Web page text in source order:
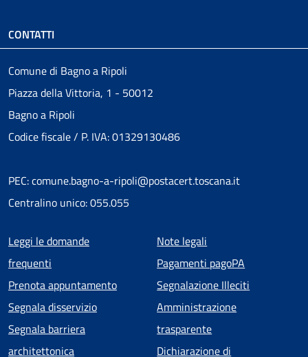
CONTATTI
Comune di Bagno a Ripoli
Piazza della Vittoria, 1 - 50012
Bagno a Ripoli
Codice fiscale / P. IVA: 01329130486
PEC: comune.bagno-a-ripoli@postacert.toscana.it
Centralino unico: 055.055
Menu piè di pagina
Leggi le domande
frequenti
Prenota appuntamento
Segnala disservizio
Segnala barriera
architettonica
Note legali
Pagamenti pagoPA
Segnalazione Illeciti
Amministrazione
trasparente
Dichiarazione di